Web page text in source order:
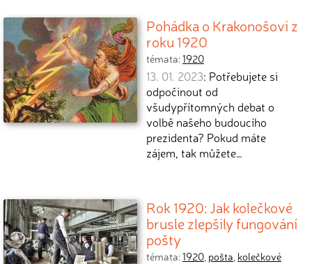
Pohádka o Krakonošovi z
roku 1920
témata:1920
13. 01. 2023: Potřebujete si
odpočinout od
všudypřítomných debat o
volbě našeho budoucího
prezidenta? Pokud máte
zájem, tak můžete…
Rok 1920: Jak kolečkové
brusle zlepšily fungování
pošty
témata:1920, pošta, kolečkové